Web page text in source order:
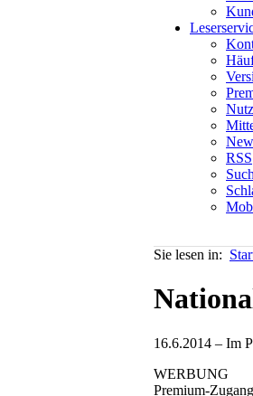
RSS
Sie lesen in:
16.6.2014 – Im
WERBUNG
Premium-Zugang